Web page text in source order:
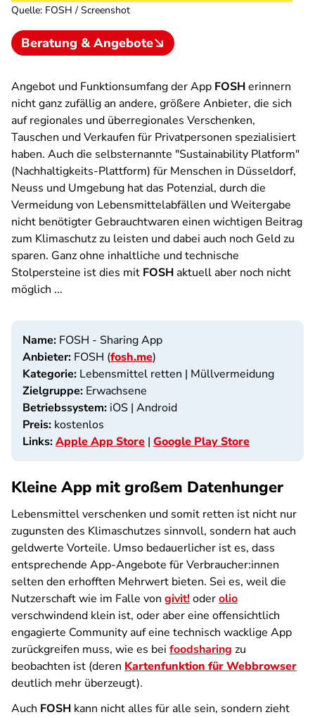
Quelle: FOSH / Screenshot
Beratung & Angebote
Angebot und Funktionsumfang der App FOSHerinnern
nicht ganz zufällig an andere, größere Anbieter, die sich
auf regionales und überregionales Verschenken,
Tauschen und Verkaufen für Privatpersonen spezialisiert
haben. Auch die selbsternannte "Sustainability Platform"
(Nachhaltigkeits-Plattform) für Menschen in Düsseldorf,
Neuss und Umgebung hat das Potenzial, durch die
Vermeidung von Lebensmittelabfällen und Weitergabe
nicht benötigter Gebrauchtwaren einen wichtigen Beitrag
zum Klimaschutz zu leisten und dabei auch noch Geld zu
sparen. Ganz ohne inhaltliche und technische
Stolpersteine ist dies mit FOSHaktuell aber noch nicht
möglich ...
Name: FOSH - Sharing App
Anbieter: FOSH (fosh.me)
Kategorie: Lebensmittel retten | Müllvermeidung
Zielgruppe: Erwachsene
Betriebssystem: iOS | Android
Preis: kostenlos
Links:Apple App Store | Google Play Store
Kleine App mit großem Datenhunger
Lebensmittel verschenken und somit retten ist nicht nur
zugunsten des Klimaschutzes sinnvoll, sondern hat auch
geldwerte Vorteile. Umso bedauerlicher ist es, dass
entsprechende App-Angebote für Verbraucher:innen
selten den erhofften Mehrwert bieten. Sei es, weil die
Nutzerschaft wie im Falle von givit!oderolio
verschwindend klein ist, oder aber eine offensichtlich
engagierte Community auf eine technisch wacklige App
zurückgreifen muss, wie es bei foodsharing zu
beobachten ist (deren Kartenfunktion für Webbrowser
deutlich mehr überzeugt).
Auch FOSH kann nicht alles für alle sein, sondern zieht